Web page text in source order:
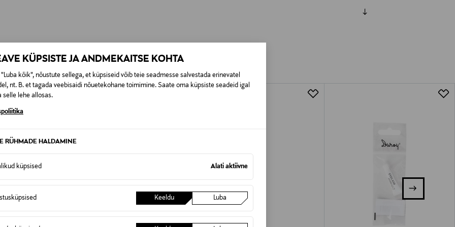
KÜPSISTE JA ANDMEKAITSE KOHTA
"Luba kõik", nõustute sellega, et küpsiseid võib teie seadmesse salvestada erinevatel
nt. B. et tagada veebisaidi nõuetekohane toimimine. Saate oma küpsiste seadeid igal
selle lehe allosas.
RÜHMADE HALDAMINE
küpsised Alati aktiivne
Keeldu Luba
KA